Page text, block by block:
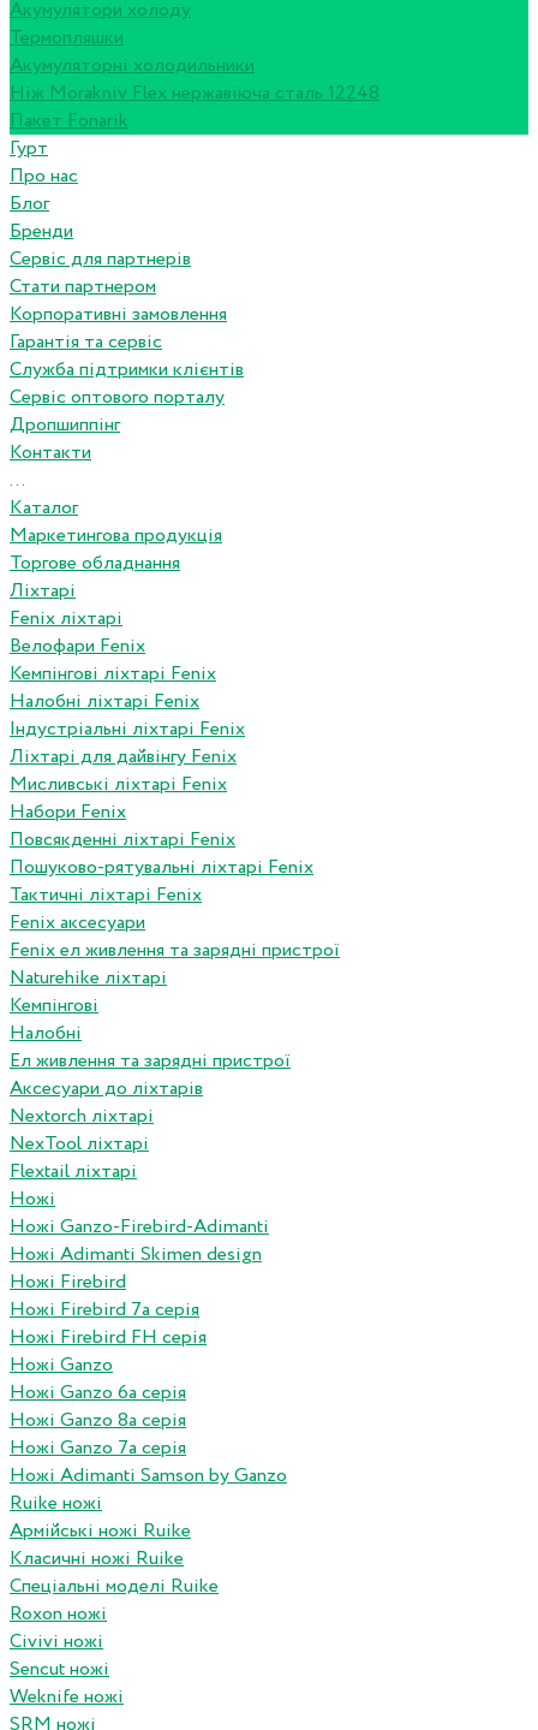
Акумулятори холоду
Термопляшки
Акумуляторні холодильники
Ніж Morakniv Flex нержавіюча сталь 12248
Пакет Fonarik
Гурт
Про нас
Блог
Бренди
Сервіс для партнерів
Стати партнером
Корпоративні замовлення
Гарантія та сервіс
Служба підтримки клієнтів
Сервіс оптового порталу
Дропшиппінг
Контакти
...
Каталог
Маркетингова продукція
Торгове обладнання
Ліхтарі
Fenix ліхтарі
Велофари Fenix
Кемпінгові ліхтарі Fenix
Налобні ліхтарі Fenix
Індустріальні ліхтарі Fenix
Ліхтарі для дайвінгу Fenix
Мисливські ліхтарі Fenix
Набори Fenix
Повсякденні ліхтарі Fenix
Пошуково-рятувальні ліхтарі Fenix
Тактичні ліхтарі Fenix
Fenix аксесуари
Fenix ел живлення та зарядні пристрої
Naturehike ліхтарі
Кемпінгові
Налобні
Ел живлення та зарядні пристрої
Аксесуари до ліхтарів
Nextorch ліхтарі
NexTool ліхтарі
Flextail ліхтарі
Ножі
Ножі Ganzo-Firebird-Adimanti
Ножі Adimanti Skimen design
Ножі Firebird
Ножі Firebird 7а серія
Ножі Firebird FH серія
Ножі Ganzo
Ножі Ganzo 6а серія
Ножі Ganzo 8а серія
Ножі Ganzo 7а серія
Ножі Adimanti Samson by Ganzo
Ruike ножі
Армійські ножі Ruike
Класичні ножі Ruike
Спеціальні моделі Ruike
Roxon ножi
Civivi ножі
Sencut ножі
Weknife ножі